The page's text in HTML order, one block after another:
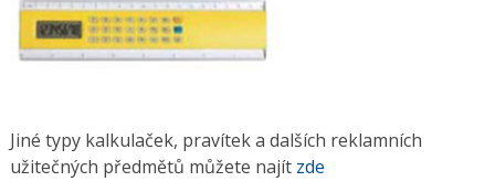
Jiné typy kalkulaček, pravítek a dalších reklamních
užitečných předmětů můžete najít zde